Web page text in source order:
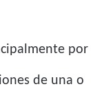
por
de una o